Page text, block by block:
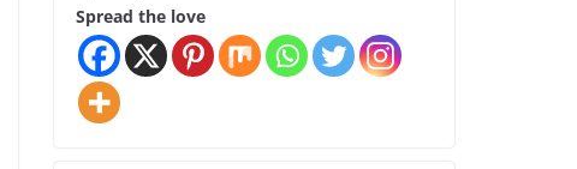
Spread the love